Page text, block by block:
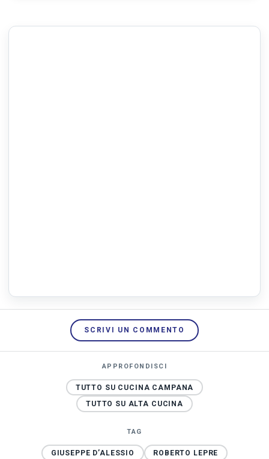
SCRIVI UN COMMENTO
APPROFONDISCI
TUTTO SU CUCINA CAMPANA
TUTTO SU ALTA CUCINA
TAG
GIUSEPPE D’ALESSIO
ROBERTO LEPRE